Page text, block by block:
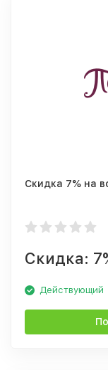
Скидка 7% на
Скидка:
Действующий